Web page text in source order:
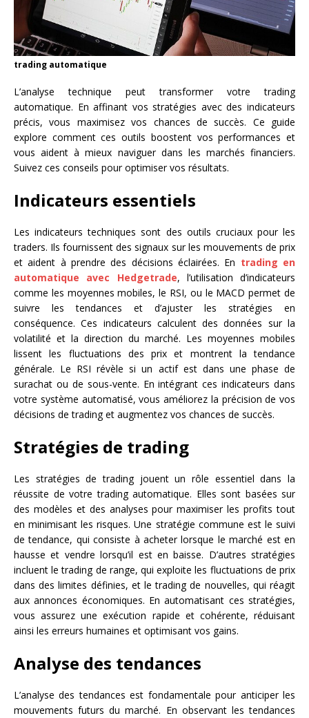
trading automatique
L’analyse technique peut transformer votre trading
automatique. En affinant vos stratégies avec des indicateurs
précis, vous maximisez vos chances de succès. Ce guide
explore comment ces outils boostent vos performances et
vous aident à mieux naviguer dans les marchés financiers.
Suivez ces conseils pour optimiser vos résultats.
Indicateurs essentiels
Les indicateurs techniques sont des outils cruciaux pour les
traders. Ils fournissent des signaux sur les mouvements de prix
et aident à prendre des décisions éclairées. En trading en
automatique avec Hedgetrade, l’utilisation d’indicateurs
comme les moyennes mobiles, le RSI, ou le MACD permet de
suivre les tendances et d’ajuster les stratégies en
conséquence. Ces indicateurs calculent des données sur la
volatilité et la direction du marché. Les moyennes mobiles
lissent les fluctuations des prix et montrent la tendance
générale. Le RSI révèle si un actif est dans une phase de
surachat ou de sous-vente. En intégrant ces indicateurs dans
votre système automatisé, vous améliorez la précision de vos
décisions de trading et augmentez vos chances de succès.
Stratégies de trading
Les stratégies de trading jouent un rôle essentiel dans la
réussite de votre trading automatique. Elles sont basées sur
des modèles et des analyses pour maximiser les profits tout
en minimisant les risques. Une stratégie commune est le suivi
de tendance, qui consiste à acheter lorsque le marché est en
hausse et vendre lorsqu’il est en baisse. D’autres stratégies
incluent le trading de range, qui exploite les fluctuations de prix
dans des limites définies, et le trading de nouvelles, qui réagit
aux annonces économiques. En automatisant ces stratégies,
vous assurez une exécution rapide et cohérente, réduisant
ainsi les erreurs humaines et optimisant vos gains.
Analyse des tendances
L’analyse des tendances est fondamentale pour anticiper les
mouvements futurs du marché. En observant les tendances